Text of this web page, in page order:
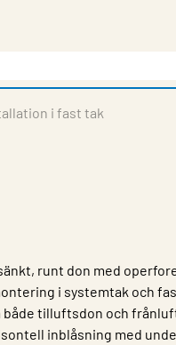
i fast tak
runt don med
i systemtak och
både tilluftsdon och
inblåsning med